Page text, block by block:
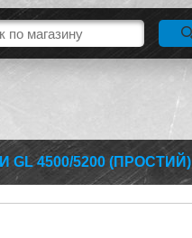
4500/5200 (ПРОСТИЙ)